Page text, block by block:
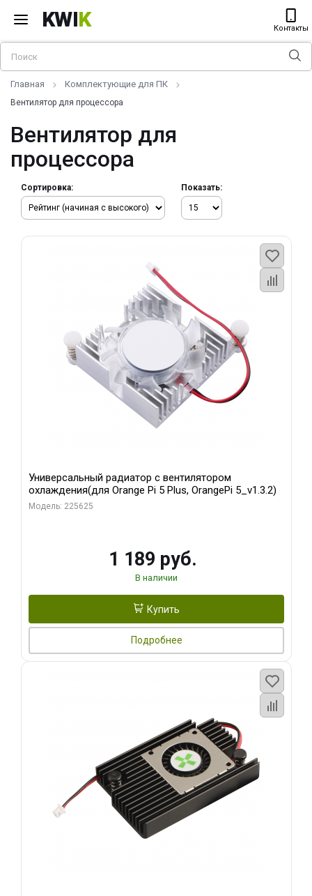
KWIK Контакты
Главная Комплектующие для ПК
Вентилятор для процессора
Вентилятор для
процессора
Сортировка: Показать:
Универсальный радиатор с вентилятором
охлаждения(для Orange Pi 5 Plus, OrangePi 5_v1.3.2)
Модель: 225625
1 189 руб.
В наличии
Купить
Подробнее